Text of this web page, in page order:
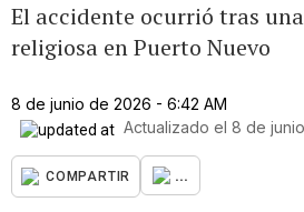
El accidente ocurrió tras
religiosa en Puerto Nuevo
8 de junio de 2026 - 6:42 AM
Actualizado el 8 de
COMPARTIR ...